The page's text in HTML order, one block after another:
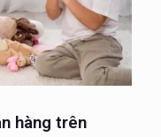
hàng trên